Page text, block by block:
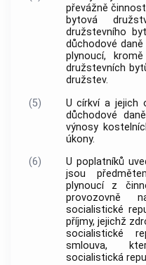
převážně
bytová
družstevního
důchodové
plynoucí,
družstevních
družstev.
(5)
U církví a jejich
důchodové
výnosy
úkony.
(6)
U poplatníků
jsou
plynoucí z
provozovně
socialistické
příjmy, jejichž
socialistické
smlouva,
socialistická